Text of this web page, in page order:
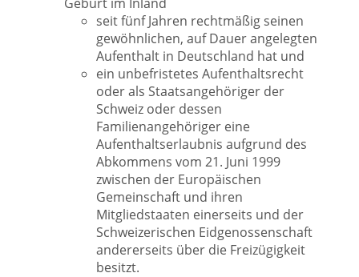
seit fünf Jahren rechtmäßig seinen
gewöhnlichen, auf Dauer angelegten
Aufenthalt in Deutschland hat und
ein unbefristetes Aufenthaltsrecht
oder als Staatsangehöriger der
Schweiz oder dessen
Familienangehöriger eine
Aufenthaltserlaubnis aufgrund des
Abkommens vom 21. Juni 1999
zwischen der Europäischen
Gemeinschaft und ihren
Mitgliedstaaten einerseits und der
Schweizerischen Eidgenossenschaft
andererseits über die Freizügigkeit
besitzt.